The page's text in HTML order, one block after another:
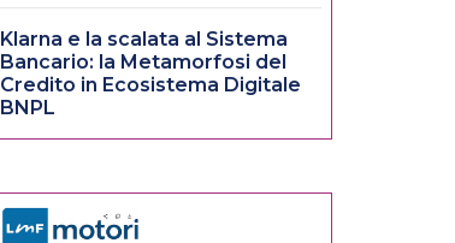
Klarna e la scalata al Sistema
Bancario: la Metamorfosi del
Credito in Ecosistema Digitale
BNPL